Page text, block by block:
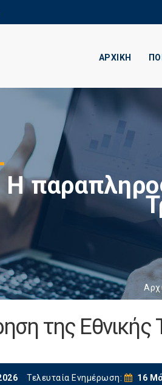
ΑΡΧΙΚΗ
Η
της Εθνικής
Τελευταία Ενημέρωση: 16